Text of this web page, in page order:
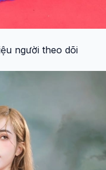
người theo dõi